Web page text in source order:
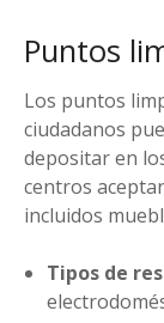
Puntos
Los puntos
ciudadanos
depositar en
centros
incluidos
Tipos de